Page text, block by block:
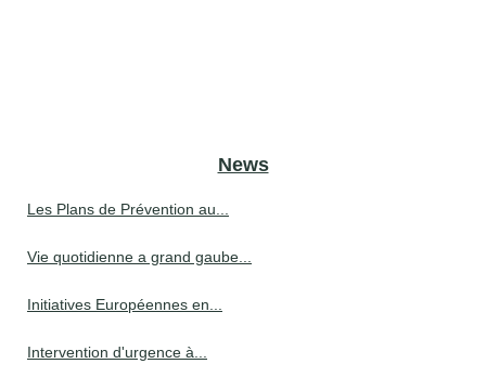
News
Les Plans de Prévention au...
Vie quotidienne a grand gaube...
Initiatives Européennes en...
Intervention d'urgence à...